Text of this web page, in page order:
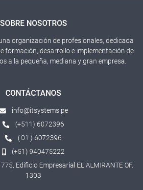
SOBRE NOSOTROS
organización de profesionales, dedicada
formación, desarrollo e implementación de
a la pequeña, mediana y gran empresa.
CONTÁCTANOS
info@itsystems.pe
(+511) 6072396
( 01 ) 6072396
(+51) 940475222
Edificio Empresarial EL ALMIRANTE OF.
1303